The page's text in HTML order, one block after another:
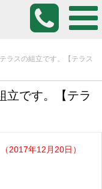
ラスの組立です。【テラス
立です。【テラ
（2017年12月20日）